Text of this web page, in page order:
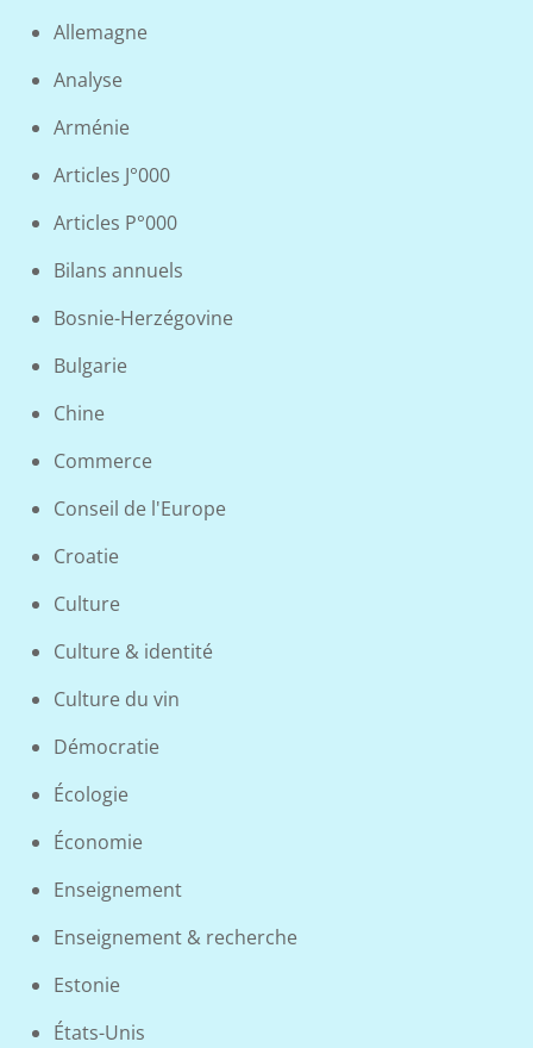
Allemagne
Analyse
Arménie
Articles J°000
Articles P°000
Bilans annuels
Bosnie-Herzégovine
Bulgarie
Chine
Commerce
Conseil de l'Europe
Croatie
Culture
Culture & identité
Culture du vin
Démocratie
Écologie
Économie
Enseignement
Enseignement & recherche
Estonie
États-Unis